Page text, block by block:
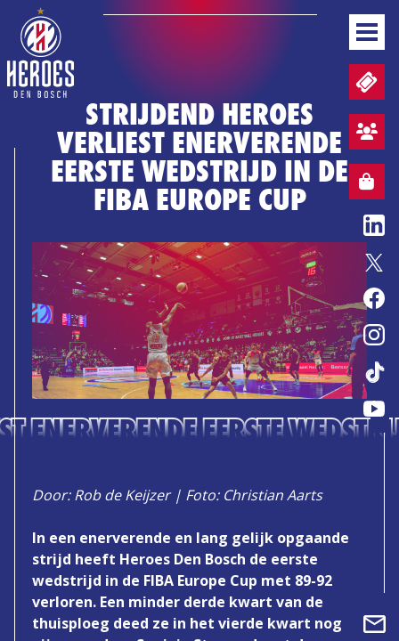
NIEUWS
TEAM
BUSINESS
MEDIA & PERS
WEBSHOP
BASKETBALL CONVENANT
ENTERTAINMENT
ERELIJST
HEROES GAME
TICKETS
WEBSHOP
AANMELDEN SFEERVAK
WEBSHOP
STRIJDEND HEROES
VERLIEST ENERVERENDE
EERSTE WEDSTRIJD IN DE
FIBA EUROPE CUP
ENERVERENDE EERSTE
Door: Rob de Keijzer | Foto: Christian Aarts
In een enerverende en lang gelijk opgaande
strijd heeft Heroes Den Bosch de eerste
wedstrijd in de FIBA Europe Cup met 89-92
verloren. Een minder derde kwart van de
thuisploeg deed ze in het vierde kwart nog